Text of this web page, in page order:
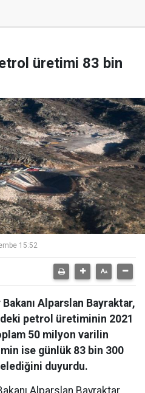
üretimi 83 bin
15:52
Alparslan Bayraktar,
petrol üretiminin 2021
50 milyon varilin
ise günlük 83 bin 300
duyurdu.
Alparslan Bayraktar